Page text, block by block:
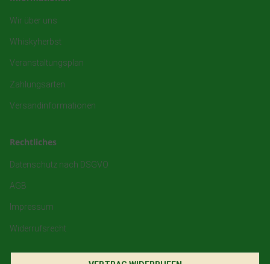
Wir über uns
Whiskyherbst
Veranstaltungsplan
Zahlungsarten
Versandinformationen
Rechtliches
Datenschutz nach DSGVO
AGB
Impressum
Widerrufsrecht